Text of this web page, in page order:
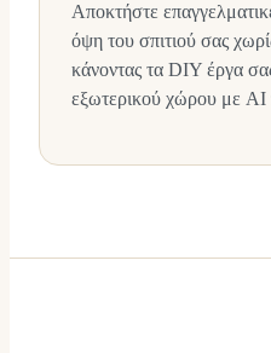
Αποκτήστε
όψη του σπιτιού σας
κάνοντας τα DIY έργα
εξωτερικού χώρου με AI